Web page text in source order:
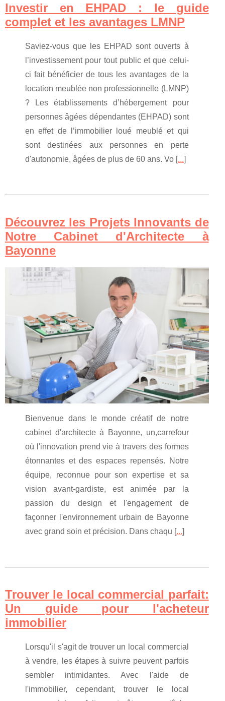
Investir en EHPAD : le guide
complet et les avantages LMNP
Saviez-vous que les EHPAD sont ouverts à
l’investissement pour tout public et que celui-
ci fait bénéficier de tous les avantages de la
location meublée non professionnelle (LMNP)
? Les établissements d’hébergement pour
personnes âgées dépendantes (EHPAD) sont
en effet de l’immobilier loué meublé et qui
sont destinées aux personnes en perte
d'autonomie, âgées de plus de 60 ans. Vo [...]
Découvrez les Projets Innovants de
Notre Cabinet d'Architecte à
Bayonne
Bienvenue dans le monde créatif de notre
cabinet d'architecte à Bayonne, un,carrefour
où l'innovation prend vie à travers des formes
étonnantes et des espaces repensés. Notre
équipe, reconnue pour son expertise et sa
vision avant-gardiste, est animée par la
passion du design et l'engagement de
façonner l'environnement urbain de Bayonne
avec grand soin et précision. Dans chaqu [...]
Trouver le local commercial parfait:
Un guide pour l'acheteur
immobilier
Lorsqu'il s'agit de trouver un local commercial
à vendre, les étapes à suivre peuvent parfois
sembler intimidantes. Avec l'aide de
l'immobilier, cependant, trouver le local